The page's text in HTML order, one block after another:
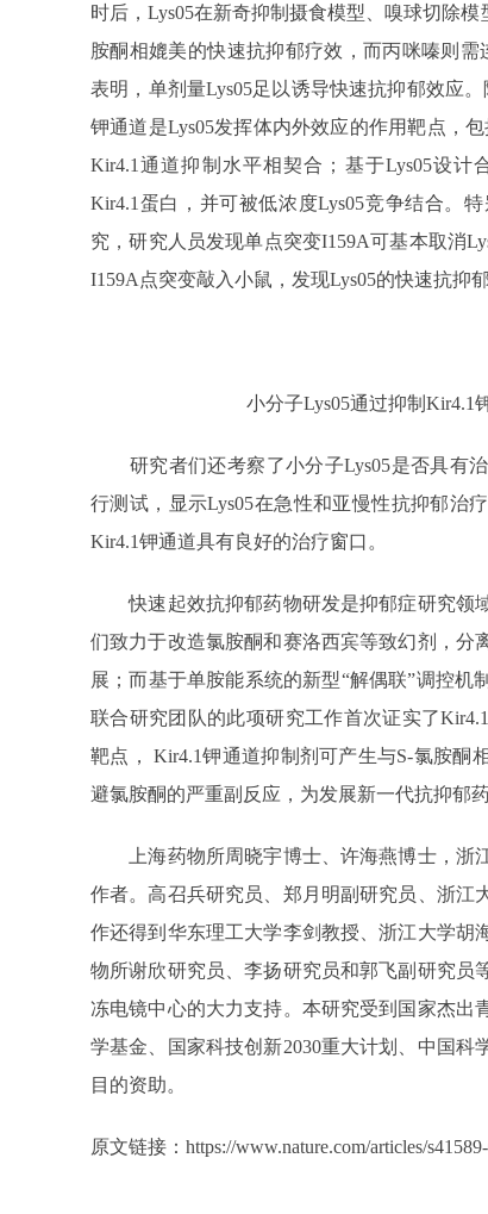
时后，Lys05在新奇抑制摄食模型、嗅球切除
胺酮相媲美的快速抗抑郁疗效，而丙咪嗪则
表明，单剂量Lys05足以诱导快速抗抑郁效应
钾通道是Lys05发挥体内外效应的作用靶点，
Kir4.1通道抑制水平相契合；基于Lys05设计
Kir4.1蛋白，并可被低浓度Lys05竞争结合。
究，研究人员发现单点突变I159A可基本取消
I159A点突变敲入小鼠，发现Lys05的快速抗抑
小分子Lys05通过抑制Kir4.1
研究者们还考察了小分子Lys05是否具有
行测试，显示Lys05在急性和亚慢性抗抑郁治
Kir4.1钾通道具有良好的治疗窗口。
快速起效抗抑郁药物研发是抑郁症研究领
们致力于改造氯胺酮和赛洛西宾等致幻剂，分
展；而基于单胺能系统的新型“解偶联”调控
联合研究团队的此项研究工作首次证实了
靶点， Kir4.1钾通道抑制剂可产生与S-氯胺酮
避氯胺酮的严重副反应，为发展新一代抗抑郁
上海药物所周晓宇博士、许海燕博士，浙
作者。高召兵研究员、郑月明副研究员、浙江
作还得到华东理工大学李剑教授、浙江大学胡
物所谢欣研究员、李扬研究员和郭飞副研究员
冻电镜中心的大力支持。本研究受到国家杰出
学基金、国家科技创新2030重大计划、中国
目的资助。
原文链接： https://www.nature.com/articles/